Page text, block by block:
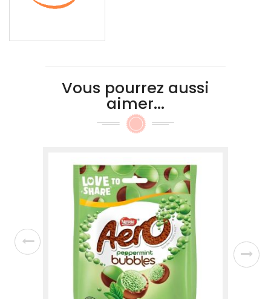
Vous pourrez aussi
aimer...